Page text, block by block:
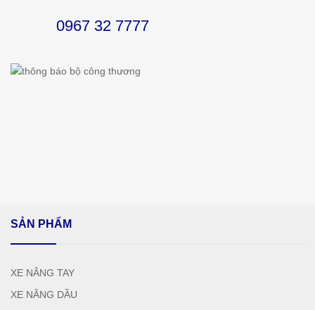
0967 32 7777
SẢN PHẨM
XE NÂNG TAY
XE NÂNG DẦU